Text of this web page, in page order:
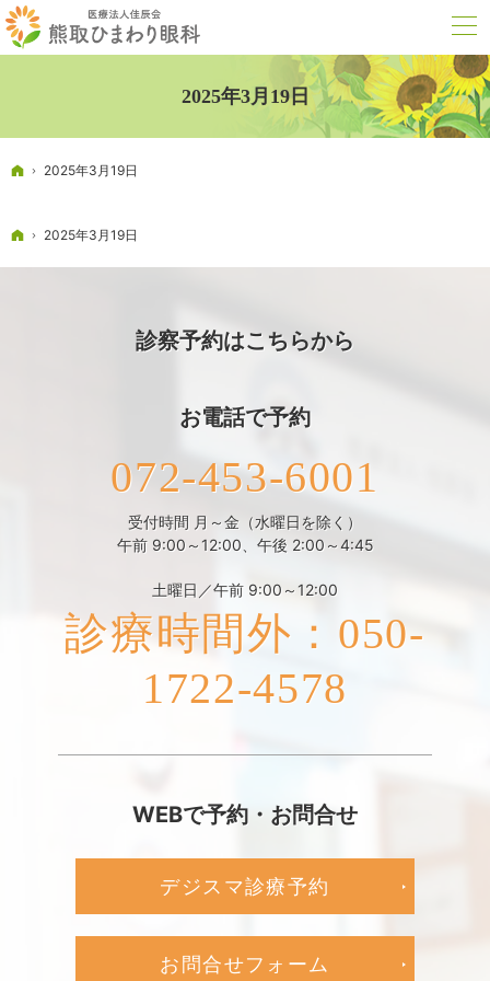
2025年3月19日
ホーム
2025年3月19日
ホーム
2025年3月19日
診察予約はこちらから
お電話で予約
072-453-6001
受付時間 月～金（水曜日を除く）
午前 9:00～12:00、午後 2:00～4:45
土曜日／午前 9:00～12:00
診療時間外：050-
1722-4578
WEBで予約・お問合せ
デジスマ診療予約
お問合せフォーム